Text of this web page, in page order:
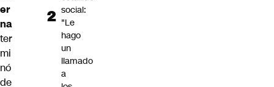
er
na
ter
mi
nó
de
social:
"Le
hago
un
llamado
a